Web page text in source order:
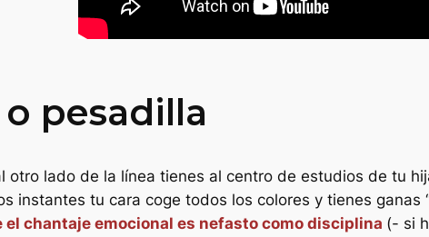
pesadilla
otro lado de la línea tienes al centro de estudios de tu
instantes tu cara coge todos los colores y tienes ganas
el chantaje emocional es nefasto como disciplina (- si